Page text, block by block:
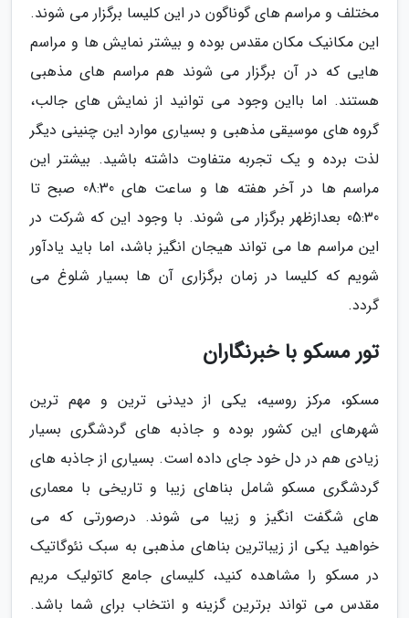
مختلف و مراسم های گوناگون در این کلیسا برگزار می شوند.
این مکانیک مکان مقدس بوده و بیشتر نمایش ها و مراسم
هایی که در آن برگزار می شوند هم مراسم های مذهبی
هستند. اما بااین وجود می توانید از نمایش های جالب،
گروه های موسیقی مذهبی و بسیاری موارد این چنینی دیگر
لذت برده و یک تجربه متفاوت داشته باشید. بیشتر این
مراسم ها در آخر هفته ها و ساعت های 08:30 صبح تا
05:30 بعدازظهر برگزار می شوند. با وجود این که شرکت در
این مراسم ها می تواند هیجان انگیز باشد، اما باید یادآور
شویم که کلیسا در زمان برگزاری آن ها بسیار شلوغ می
گردد.
تور مسکو با خبرنگاران
مسکو، مرکز روسیه، یکی از دیدنی ترین و مهم ترین
شهرهای این کشور بوده و جاذبه های گردشگری بسیار
زیادی هم در دل خود جای داده است. بسیاری از جاذبه های
گردشگری مسکو شامل بناهای زیبا و تاریخی با معماری
های شگفت انگیز و زیبا می شوند. درصورتی که می
خواهید یکی از زیباترین بناهای مذهبی به سبک نئوگاتیک
در مسکو را مشاهده کنید، کلیسای جامع کاتولیک مریم
مقدس می تواند برترین گزینه و انتخاب برای شما باشد.